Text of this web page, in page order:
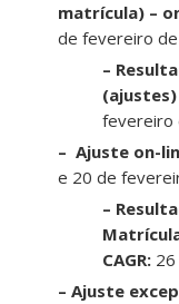
matrícula) –
de fevereiro
–
(ajustes)
fevereiro
– Ajuste on-
e 20 de
–
CAGR:
– Ajuste